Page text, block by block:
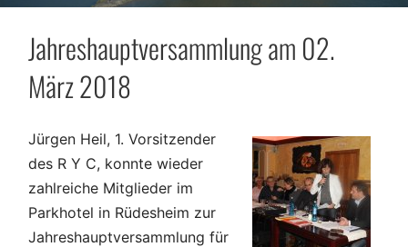
Jahreshauptversammlung am 02.
März 2018
Jürgen Heil, 1. Vorsitzender
des R Y C, konnte wieder
zahlreiche Mitglieder im
Parkhotel in Rüdesheim zur
Jahreshauptversammlung für